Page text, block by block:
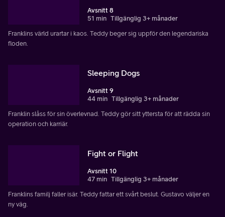
Avsnitt 8
51 min Tillgänglig 3+ månader
Franklins värld urartar i kaos. Teddy beger sig uppför den legendariska
floden.
Sleeping Dogs
Avsnitt 9
44 min Tillgänglig 3+ månader
Franklin slåss för sin överlevnad. Teddy gör sitt yttersta för att rädda sin
operation och karriär.
Fight or Flight
Avsnitt 10
47 min Tillgänglig 3+ månader
Franklins familj faller isär. Teddy fattar ett svårt beslut. Gustavo väljer en
ny väg.